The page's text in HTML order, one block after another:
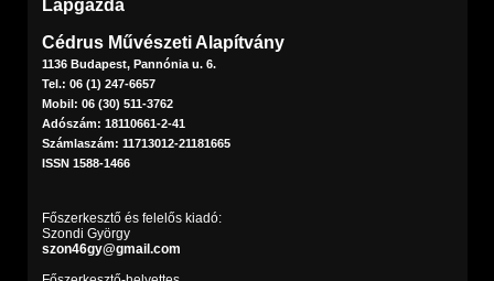
Lapgazda
Cédrus Művészeti Alapítvány
1136 Budapest, Pannónia u. 6.
Tel.: 06 (1) 247-6657
Mobil: 06 (30) 511-3762
Adószám: 18110661-2-41
Számlaszám: 11713012-21181665
ISSN 1588-1466
Főszerkesztő és felelős kiadó:
Szondi György
szon46gy@gmail.com